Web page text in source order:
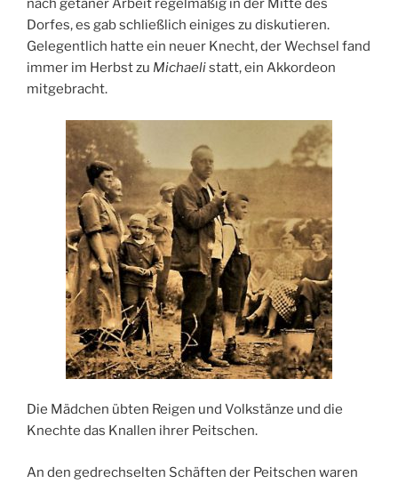
nach getaner Arbeit regelmäßig in der Mitte des
Dorfes, es gab schließlich einiges zu diskutieren.
Gelegentlich hatte ein neuer Knecht, der Wechsel fand
immer im Herbst zu Michaelistatt, ein Akkordeon
mitgebracht.
Die Mädchen übten Reigen und Volkstänze und die
Knechte das Knallen ihrer Peitschen.
An den gedrechselten Schäften der Peitschen waren